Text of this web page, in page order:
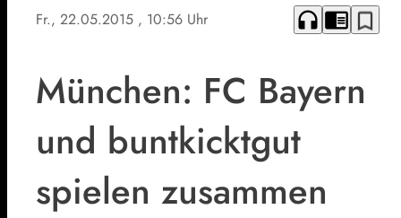
Fr., 22.05.2015 , 10:56 Uhr headphones chrome_reader_mode bookmark_border
München: FC Bayern
und buntkicktgut
spielen zusammen